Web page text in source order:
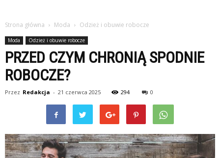
Strona główna Moda Odzież i obuwie robocze
Moda Odzież i obuwie robocze
PRZED CZYM CHRONIĄ SPODNIE
ROBOCZE?
Przez Redakcja - 21 czerwca 2025 294 0